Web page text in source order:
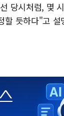
당시처럼, 몇
할 듯하다"고 설